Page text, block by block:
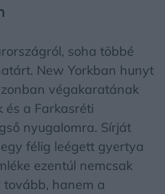
soha többé
New Yorkban hunyt
végakaratának
és a Farkasréti
nyugalomra. Sírját
félig leégett gyertya
ezentúl nemcsak
hanem a